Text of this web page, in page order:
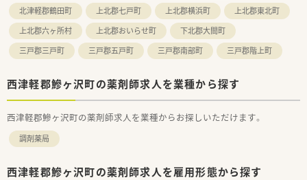
北津軽郡鶴田町
上北郡七戸町 上北郡横浜町
上北郡東北町
上北郡六ヶ所村
上北郡おいらせ町
下北郡大間町
三戸郡三戸町
三戸郡五戸町 三戸郡南部町 三戸郡階上町
西津軽郡鰺ヶ沢町の薬剤師求人を業種から探す
西津軽郡鰺ヶ沢町の薬剤師求人を業種からお探しいただけます。
調剤薬局
西津軽郡鰺ヶ沢町の薬剤師求人を雇用形態から探す